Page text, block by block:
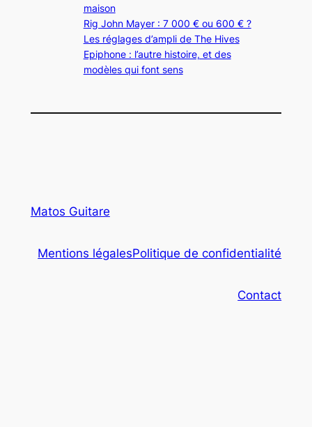
maison
Rig John Mayer : 7 000 € ou 600 € ?
Les réglages d’ampli de The Hives
Epiphone : l’autre histoire, et des
modèles qui font sens
Matos Guitare
Mentions légalesPolitique de confidentialité
Contact